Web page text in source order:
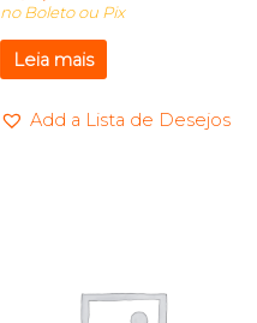
no Boleto ou Pix
Leia mais
Add a Lista de Desejos